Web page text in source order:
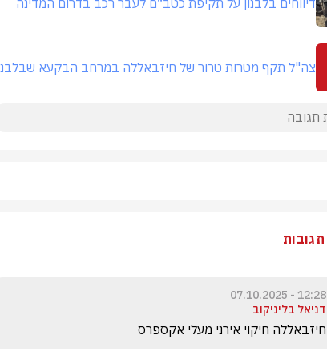
דיווחים בלבנון על תקיפת כטב״ם לעבר רכב בדרום המדינה
צה"ל תקף מטרות טרור של חיזבאללה במרחב הבקעא
12:28 - 07.10.2025
דניאל בליניקוב
חיזבאללה חיקוי אירני מעלי אקספרס